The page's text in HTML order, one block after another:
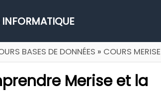
BASES DE DONNÉES » COURS MERISE
Merise et la